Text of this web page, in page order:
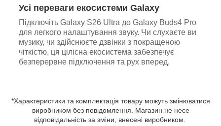
Усі переваги екосистеми Galaxy
Підключіть Galaxy S26 Ultra до Galaxy Buds4 Pro
для легкого налаштування звуку. Чи слухаєте ви
музику, чи здійснюєте дзвінки з покращеною
чіткістю, ця цілісна екосистема забезпечує
безперервне підключення та рух вперед.
*Характеристики та комплектація товару можуть змінюватися
виробником без повідомлення. Магазин не несе
відповідальність за зміни, внесені виробником.